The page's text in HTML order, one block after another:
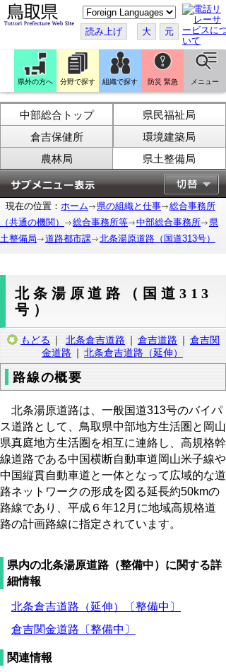
こ
の
ペ
ー
ジ
翻
訳
す
る
読み上げ 大 元
県外の方へ 分野で探す 組織で探す 防災 緊急 メニュー
中部総合トップ
県民福祉局
倉吉保健所
環境建築局
農林局
県土整備局
現在の位置： ホーム 県の組織と仕事
総合事務所
（共通の機関）
総合事務所等 中部総合事務所
県
土整備局
道路都市課 北条湯原道路（国道313号）
北条湯原道路（国道313
号）
もどる ｜ 北条倉吉道路 ｜ 倉吉道路 ｜ 倉吉関
金道路 ｜ 北条倉吉道路（延伸）
路線の概要
北条湯原道路は、一般国道313号のバイパ
ス道路として、鳥取県中部地方生活圏と岡山
県真庭地方生活圏を相互に連絡し、高規格幹
線道路である中国横断自動車道岡山米子線や
中国縦貫自動車道と一体となって広域的な道
路ネットワークの形成を図る延長約50kmの
路線であり、平成６年12月に地域高規格道
路の計画路線に指定されています。
県内の北条湯原道路（整備中）に関する詳
細情報
北条倉吉道路（延伸）〔整備中〕
倉吉関金道路〔整備中〕
関連情報